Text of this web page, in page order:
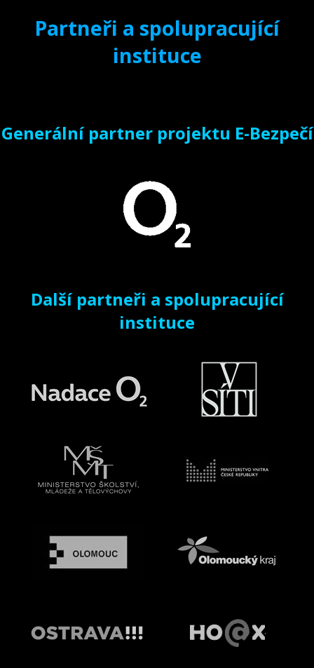
Partneři a spolupracující
instituce
Generální partner projektu E-Bezpečí
Další partneři a spolupracující
instituce